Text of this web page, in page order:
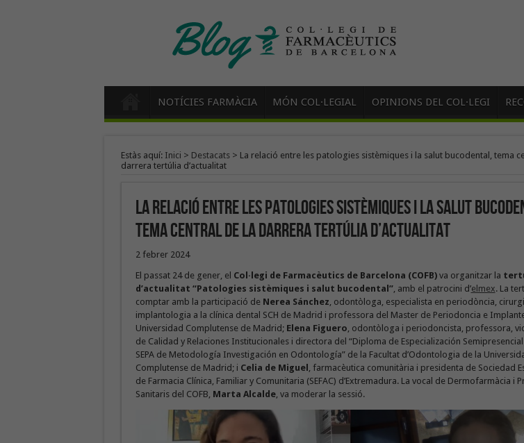
NOTÍCIES FARMÀCIA MÓN COL·LEGIAL OPINIONS DEL COL·LEGI
Estàs aquí: Inici > Destacats> La relació entre les patologies sistèmiques i la salut bucodental, tema
darrera tertúlia d’actualitat
La relació entre les patologies sistèmiques i la salut
tema central de la darrera tertúlia d’actualitat
2 febrer 2024
El passat 24 de gener, el Col·legi de Farmacèutics de Barcelona (COFB)va organitzar la
d’actualitat “Patologies sistèmiques i salut bucodental”, amb el patrocini d’elmex. La
comptar amb la participació de Nerea Sánchez, odontòloga, especialista en periodòncia,
implantologia a la clínica dental SCH de Madrid i professora del Master de Periodoncia e
Universidad Complutense de Madrid; Elena Figuero, odontòloga i periodoncista, professora,
de Calidad y Relaciones Institucionales i directora del “Diploma de Especialización
SEPA de Metodología Investigación en Odontología” de la Facultat d’Odontologia de la
Complutense de Madrid; i Celia de Miguel , farmacèutica comunitària i presidenta de Sociedad
de Farmacia Clínica, Familiar y Comunitaria (SEFAC) d’Extremadura. La vocal de Dermofarmàcia i
Sanitaris del COFB, Marta Alcalde, va moderar la sessió.